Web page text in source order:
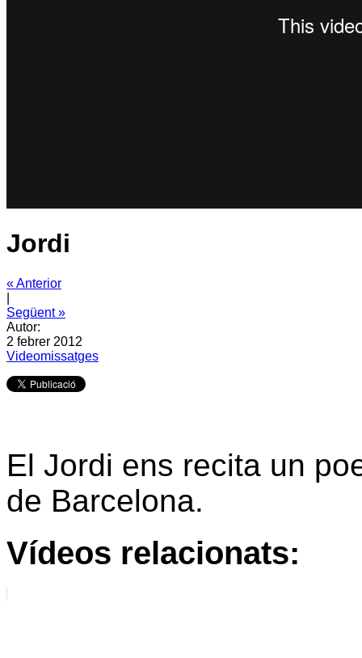
Jordi
« Anterior
Següent »
Autor:
2 febrer 2012
Videomissatges
El Jordi ens recita un
de Barcelona.
Vídeos relacionats: